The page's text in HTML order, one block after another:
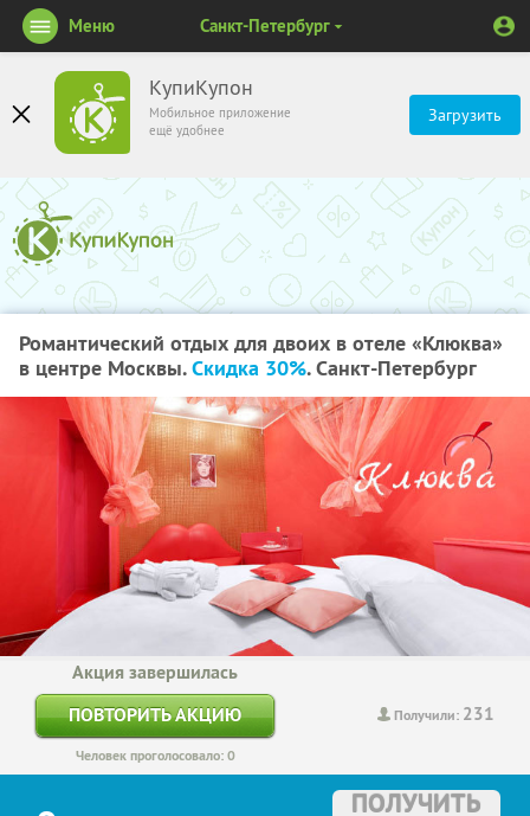
КупиКупон
Мобильное приложение
ещё удобнее
Загрузить
Меню Санкт-Петербург
Романтический отдых для двоих в отеле «Клюква»
в центре Москвы.Скидка 30%. Санкт-Петербург
Получили: 231
Акция завершилась
ПОВТОРИТЬ АКЦИЮ
Человек проголосовало: 0
ПОЛУЧИТЬ